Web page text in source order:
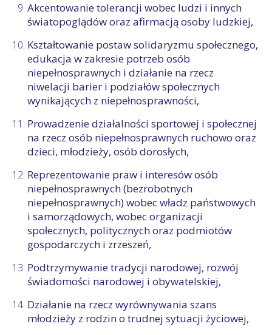
Akcentowanie tolerancji wobec ludzi i innych
światopoglądów oraz afirmacją osoby ludzkiej,
Kształtowanie postaw solidaryzmu społecznego,
edukacja w zakresie potrzeb osób
niepełnosprawnych i działanie na rzecz
niwelacji barier i podziałów społecznych
wynikających z niepełnosprawności,
Prowadzenie działalności sportowej i społecznej
na rzecz osób niepełnosprawnych ruchowo oraz
dzieci, młodzieży, osób dorosłych,
Reprezentowanie praw i interesów osób
niepełnosprawnych (bezrobotnych
niepełnosprawnych) wobec władz państwowych
i samorządowych, wobec organizacji
społecznych, politycznych oraz podmiotów
gospodarczych i zrzeszeń,
Podtrzymywanie tradycji narodowej, rozwój
świadomości narodowej i obywatelskiej,
Działanie na rzecz wyrównywania szans
młodzieży z rodzin o trudnej sytuacji życiowej,